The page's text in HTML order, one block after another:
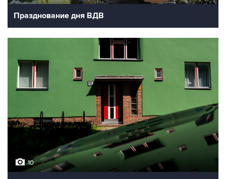
Празднование дня ВДВ
10